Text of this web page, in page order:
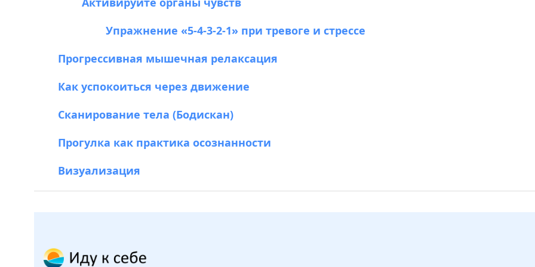
Упражнение «5-4-3-2-1» при тревоге и стрессе
Прогрессивная мышечная релаксация
Как успокоиться через движение
Сканирование тела (Бодискан)
Прогулка как практика осознанности
Визуализация